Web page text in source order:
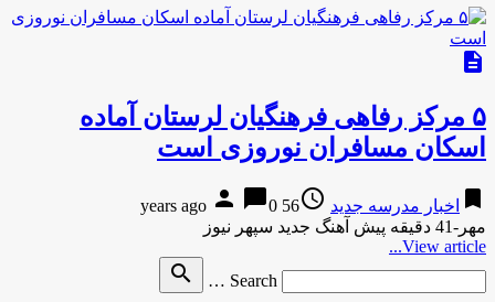
description
۵ مرکز رفاهی فرهنگیان لرستان آماده
اسکان مسافران نوروزی است
bookmark اخبار مدرسه جدید access_time
56 years ago
person chat_bubble0
مهر-41 دقیقه پیش آهنگ جدید سپهر نیوز
View article...
Search …
search